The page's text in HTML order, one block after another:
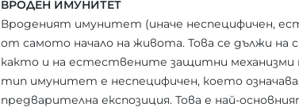
ВРОДЕН ИМУНИТЕТ
Вроденият имунитет (иначе неспецифичен,
от самото начало на живота. Това се дължи
както и на естествените защитни механизми
тип имунитет е неспецифичен, което
предварителна експозиция. Това е най-